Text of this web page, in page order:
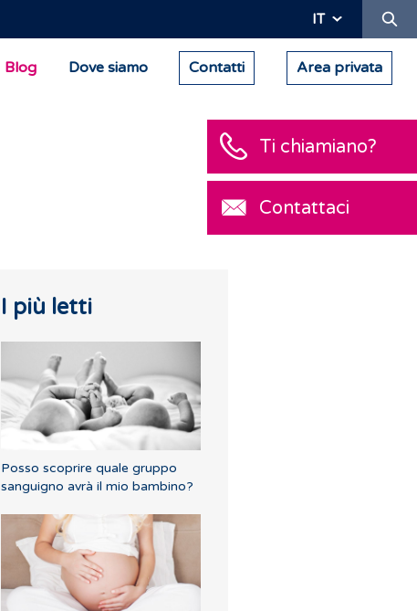
IT
Blog Dove siamo Contatti Area privata
I più letti
Posso scoprire quale gruppo
sanguigno avrà il mio bambino?
Ti chiamiano?
Contattaci